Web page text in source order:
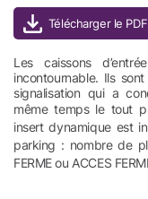
Les caissons
incontournable. Ils
signalisation qui a
même temps le tout
insert dynamique est
parking : nombre de
FERME ou ACCES